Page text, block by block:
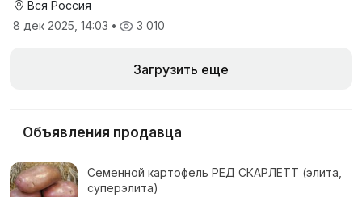
Вся Россия
8 дек 2025, 14:03 • 3 010
Загрузить еще
Объявления продавца
Семенной картофель РЕД СКАРЛЕТТ (элита,
суперэлита)